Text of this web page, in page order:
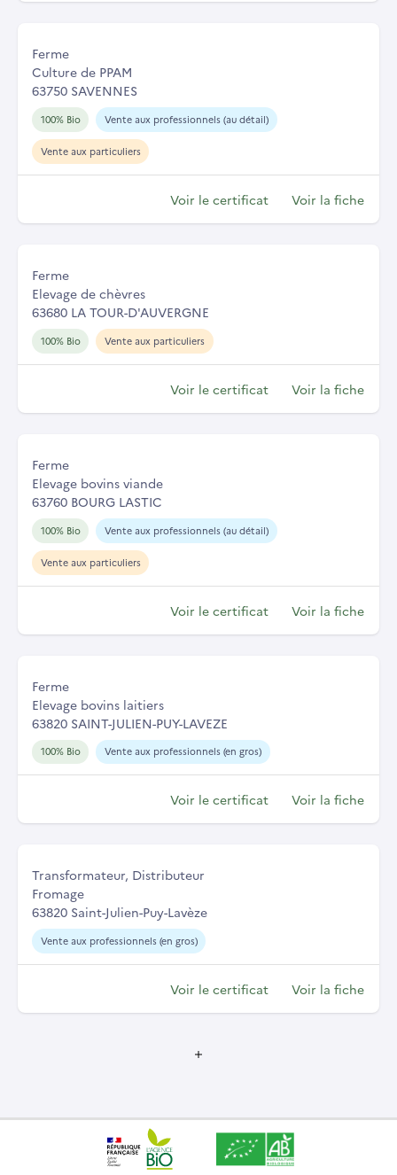
Ferme
Culture de PPAM
63750 SAVENNES
100% Bio Vente aux professionnels (au détail)
Vente aux particuliers
Voir le certificat Voir la fiche
Ferme
Elevage de chèvres
63680 LA TOUR-D'AUVERGNE
100% Bio Vente aux particuliers
Voir le certificat Voir la fiche
Ferme
Elevage bovins viande
63760 BOURG LASTIC
100% Bio Vente aux professionnels (au détail)
Vente aux particuliers
Voir le certificat Voir la fiche
Ferme
Elevage bovins laitiers
63820 SAINT-JULIEN-PUY-LAVEZE
100% Bio Vente aux professionnels (en gros)
Voir le certificat Voir la fiche
Transformateur, Distributeur
Fromage
63820 Saint-Julien-Puy-Lavèze
Vente aux professionnels (en gros)
Voir le certificat Voir la fiche